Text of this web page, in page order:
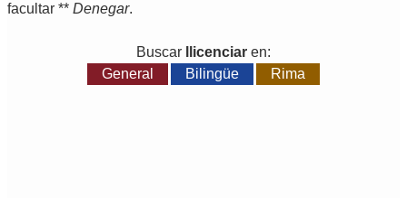
facultar ** Denegar.
Buscar llicenciar en:
General
Bilingüe Rima